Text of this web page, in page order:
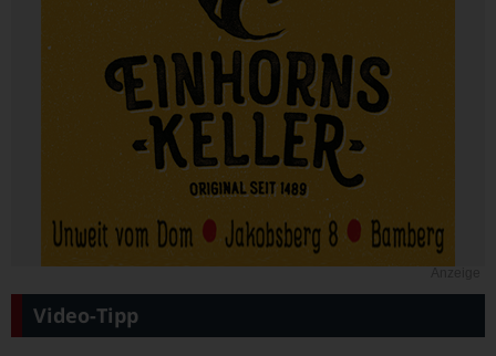
Video-Tipp